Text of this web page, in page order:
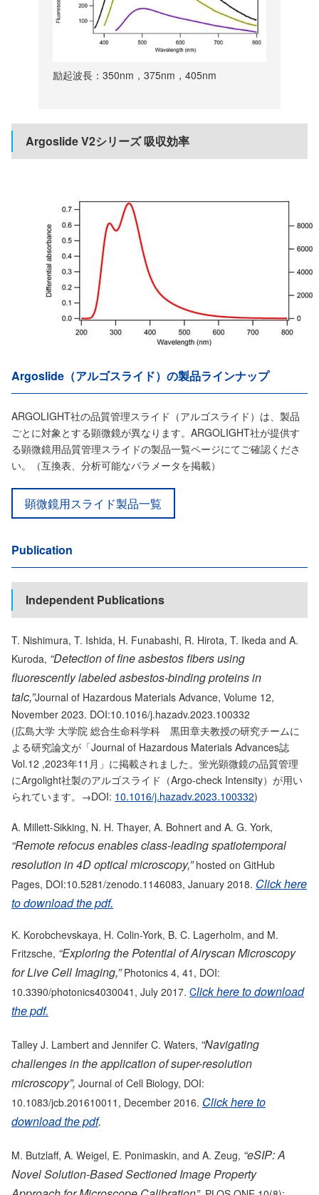
励起波長：350nm，375nm，405nm
Argoslide V2シリーズ 吸収効率
Argoslide（アルゴスライド）の製品ラインナップ
ARGOLIGHT社の品質管理スライド（アルゴスライド）は、製品
ごとに対象とする顕微鏡が異なります。ARGOLIGHT社が提供す
る顕微鏡用品質管理スライドの製品一覧ページにてご確認くださ
い。（互換表、分析可能なパラメータを掲載）
顕微鏡用スライド製品一覧
Publication
Independent Publications
T. Nishimura, T. Ishida, H. Funabashi, R. Hirota, T. Ikeda and A.
Kuroda, “Detection of fine asbestos fibers using
fluorescently labeled asbestos-binding proteins in
talc,”Journal of Hazardous Materials Advance, Volume 12,
November 2023. DOI:10.1016/j.hazadv.2023.100332
(広島大学 大学院 総合生命科学科 黒田章夫教授の研究チームに
よる研究論文が「Journal of Hazardous Materials Advances誌
Vol.12 ,2023年11月」に掲載されました。蛍光顕微鏡の品質管理
にArgolight社製のアルゴスライド（Argo-check Intensity）が用い
られています。→DOI: 10.1016/j.hazadv.2023.100332)
A. Millett-Sikking, N. H. Thayer, A. Bohnert and A. G. York,
“Remote refocus enables class-leading spatiotemporal
resolution in 4D optical microscopy,”hosted on GitHub
Pages, DOI:10.5281/zenodo.1146083, January 2018. Click here
to download the pdf.
K. Korobchevskaya, H. Colin-York, B. C. Lagerholm, and M.
Fritzsche, “Exploring the Potential of Airyscan Microscopy
for Live Cell Imaging,”Photonics 4, 41, DOI:
10.3390/photonics4030041, July 2017. Click here to download
the pdf.
Talley J. Lambert and Jennifer C. Waters, “Navigating
challenges in the application of super-resolution
microscopy”, Journal of Cell Biology, DOI:
10.1083/jcb.201610011, December 2016. Click here to
download the pdf.
M. Butzlaff, A. Weigel, E. Ponimaskin, and A. Zeug, “eSIP: A
Novel Solution-Based Sectioned Image Property